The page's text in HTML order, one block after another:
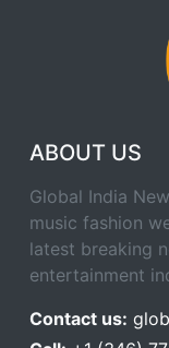
ABOUT US
Global India
music fashion
latest breaking
entertainment
Contact us: